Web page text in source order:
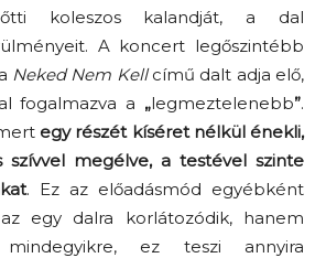
koleszos kalandját, a dal
A koncert legőszintébb
Neked Nem Kellcímű dalt adja elő,
fogalmazva a „legmeztelenebb”.
egy részét kíséret nélkül énekli,
szívvel megélve, a testével szinte
. Ez az előadásmód egyébként
egy dalra korlátozódik, hanem
ez teszi annyira